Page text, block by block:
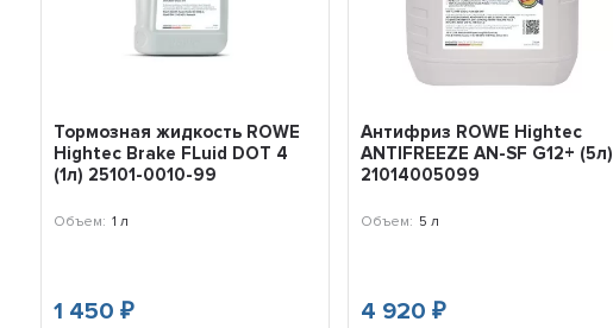
Тормозная жидкость ROWE
Hightес Brake FLuid DOT 4
(1л) 25101-0010-99
Объем: 1 л
1 450₽
Антифриз ROWE Hightec
ANTIFREEZE AN-SF G12+ (5л)
21014005099
Объем: 5 л
4 920₽